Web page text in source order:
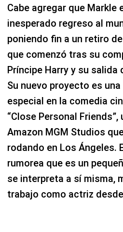
Cabe agregar que Markle
inesperado regreso al
poniendo fin a un retiro
que comenzó tras su
Príncipe Harry y su salida
Su nuevo proyecto es
especial en la comedia
“Close Personal
Amazon MGM Studios
rodando en Los Ángeles.
rumorea que es un
se interpreta a sí misma,
trabajo como actriz